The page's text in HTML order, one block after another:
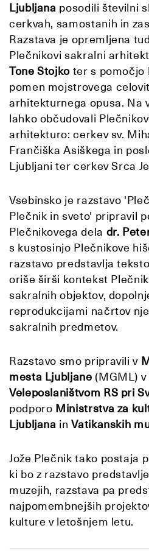
Ljubljana posodili številni
cerkvah, samostanih in
Razstava je opremljena
Plečnikovi sakralni
Tone Stojko ter s pomočjo
pomen mojstrovega
arhitekturnega opusa. Na
lahko občudovali
arhitekturo: cerkev sv.
Frančiška Asiškega in
Ljubljani ter cerkev Srca
Vsebinsko je razstavo
Plečnik in sveto' pripravil
Plečnikovega dela dr.
s kustosinjo Plečnikove
razstavo predstavlja
oriše širši kontekst
sakralnih objektov,
reprodukcijami načrtov
sakralnih predmetov.
Razstavo smo pripravili v
mesta Ljubljane (MGML)
Veleposlaništvom RS pri
podporo Ministrstva za
Ljubljana inVatikanskih
Jože Plečnik tako postaja
ki bo z razstavo
muzejih, razstava pa
najpomembnejših
kulture v letošnjem letu.